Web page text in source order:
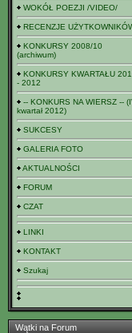
WOKÓŁ POEZJI /VIDEO/
RECENZJE
KONKURSY 2008/10
(archiwum)
KONKURSY KWARTAŁU
- 2012
-- KONKURS NA WIERSZ --
kwartał 2012)
SUKCESY
GALERIA FOTO
AKTUALNOŚCI
FORUM
CZAT
LINKI
KONTAKT
Szukaj
Wątki na Forum